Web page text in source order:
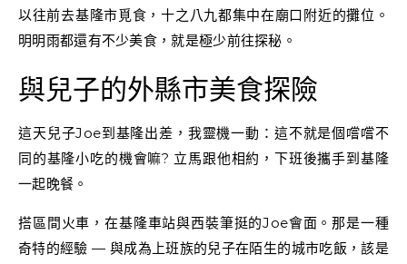
以往前去基隆市覓食，十之八九都集中在廟口附近的攤位。
明明雨都還有不少美食，就是極少前往探秘。
與兒子的外縣市美食探險
這天兒子Joe到基隆出差，我靈機一動：這不就是個嚐嚐不
同的基隆小吃的機會嘛? 立馬跟他相約，下班後攜手到基隆
一起晚餐。
搭區間火車，在基隆車站與西裝筆挺的Joe會面。那是一種
奇特的經驗 — 與成為上班族的兒子在陌生的城市吃飯，該是